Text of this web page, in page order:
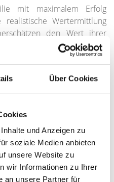
Über Cookies
und Anzeigen zu
soziale Medien anbieten
unsere Website zu
wir Informationen zu Ihrer
an unsere Partner für
mit maximalem Erfolg
Wertermittlung
den Wert ihrer
Preisvorstellungen fest.
nach Mängeln als
möchten, brauchen
der vom Markt akzeptiert
Lagequalität und kleine
große Wirkung auf den
haben. Unsere
beachten bei der
Faktor und kennen die